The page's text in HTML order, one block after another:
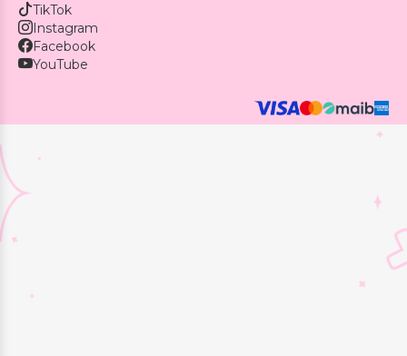
TikTok
Instagram
Facebook
YouTube